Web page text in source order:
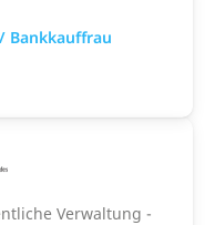
Bankkauffrau
Verwaltung -